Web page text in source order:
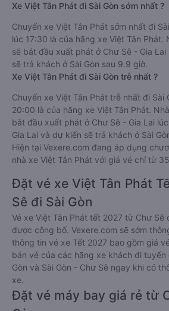
Xe Việt Tân Phát đi Sài Gòn sớm nhất ?
Chuyến xe Việt Tân Phát sớm nhất đi
lúc 17:30 là của hãng xe Việt Tân Phát.
sẽ bắt đầu xuất phát ở Chư Sê - Gia
sẽ trả khách ở Sài Gòn sau 9.9 giờ.
Xe Việt Tân Phát đi Sài Gòn trễ nhất ?
Chuyến xe Việt Tân Phát trễ nhất đi Sài
20:00 là của hãng xe Việt Tân Phát.
bắt đầu xuất phát ở Chư Sê - Gia Lai
Gia Lai và dự kiến sẽ trả khách ở Sài
Hiện tại Vexere.com đang áp dụng
nhà xe Việt Tân Phát với giá vé chỉ từ
Đặt vé xe Việt Tân Phát
Sê đi Sài Gòn
Vé xe Việt Tân Phát tết 2027 từ Chư Sê
được công bố. Vexere.com sẽ sớm
thông tin vé xe Tết 2027 bao gồm giá
bán vé của các hãng xe khách đi tuyến
Gòn và Sài Gòn - Chư Sê ngay khi có
xe.
Đặt vé máy bay giá rẻ từ